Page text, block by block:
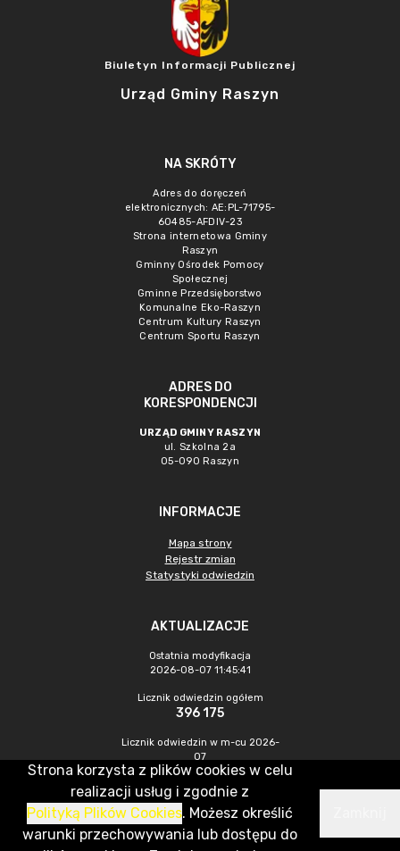
Biuletyn Informacji Publicznej
Urząd Gminy Raszyn
NA SKRÓTY
Adres do doręczeń
elektronicznych: AE:PL-71795-
60485-AFDIV-23
Strona internetowa Gminy
Raszyn
Gminny Ośrodek Pomocy
Społecznej
Gminne Przedsięborstwo
Komunalne Eko-Raszyn
Centrum Kultury Raszyn
Centrum Sportu Raszyn
ADRES DO
KORESPONDENCJI
URZĄD GMINY RASZYN
ul. Szkolna 2a
05-090 Raszyn
INFORMACJE
Mapa strony
Rejestr zmian
Statystyki odwiedzin
AKTUALIZACJE
Ostatnia modyfikacja
2026-08-07 11:45:41
Licznik odwiedzin ogółem
396 175
Licznik odwiedzin w m-cu 2026-
07
1 486
CMS & Hosting: Nefeni Sp. z o.o.
Strona korzysta z plików cookies w celu
realizacji usług i zgodnie z
Polityką Plików Cookies. Możesz określić
warunki przechowywania lub dostępu do